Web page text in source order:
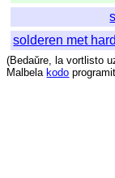
solderen met
(Bedaŭre, la vortlisto
Malbela kodo